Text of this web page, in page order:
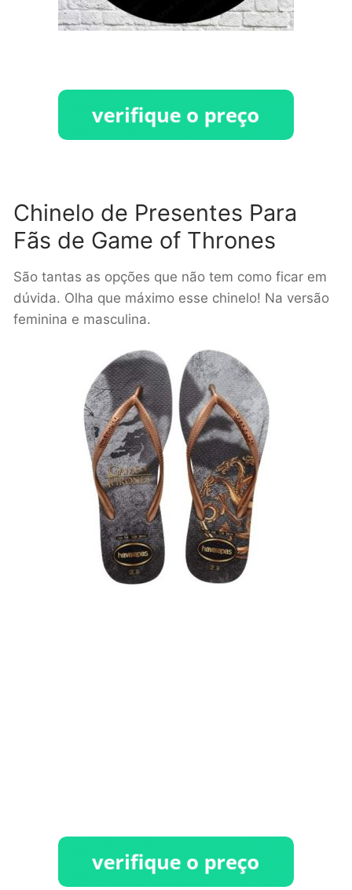
Chinelo de Presentes Para
Fãs de Game of Thrones
São tantas as opções que não tem como ficar em
dúvida. Olha que máximo esse chinelo! Na versão
feminina e masculina.